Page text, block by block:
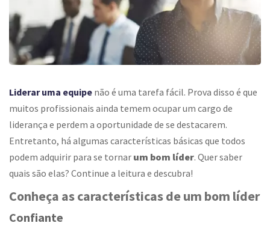
Liderar uma equipe não é uma tarefa fácil. Prova disso é que
muitos profissionais ainda temem ocupar um cargo de
liderança e perdem a oportunidade de se destacarem.
Entretanto, há algumas características básicas que todos
podem adquirir para se tornar um bom líder. Quer saber
quais são elas? Continue a leitura e descubra!
Conheça as características de um bom líder
Confiante